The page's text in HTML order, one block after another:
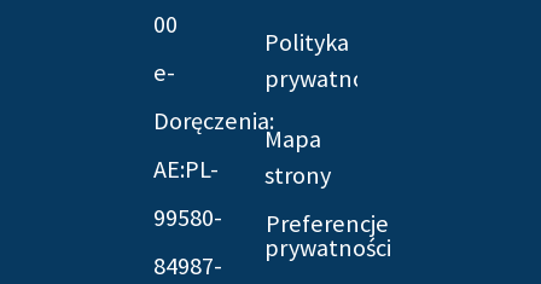
00
e-
Doręczenia:
AE:PL-
99580-
84987-
Polityka
prywatności
Mapa
strony
Preferencje
prywatności